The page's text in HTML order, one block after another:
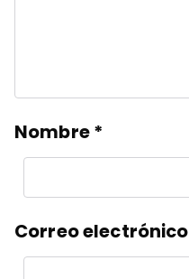
Nombre*
Correo electrónico